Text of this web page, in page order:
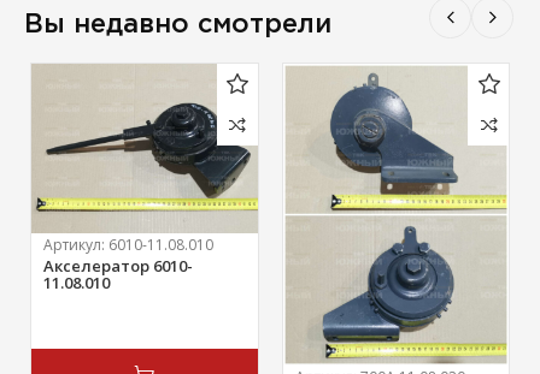
Вы недавно смотрели
Артикул: 6010-11.08.010
Акселератор 6010-
11.08.010